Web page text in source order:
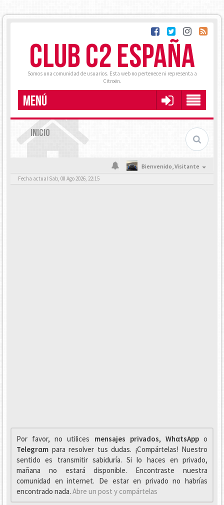
CLUB C2 ESPAÑA
Somos una comunidad de usuarios. Esta web no pertenece ni representa a
Citroën.
MENÚ
INICIO
Bienvenido,Visitante
Fecha actual Sab, 08 Ago 2026, 22:15
Por favor, no utilices mensajes privados, WhαtsAppo
Telegrαm para resolver tus dudas. ¡Compártelas! Nuestro
sentido es transmitir sabiduría. Si lo haces en privado,
mañana no estará disponible. Encontraste nuestra
comunidad en internet. De estar en privado no habrías
encontrado nada. Abre un post y compártelas